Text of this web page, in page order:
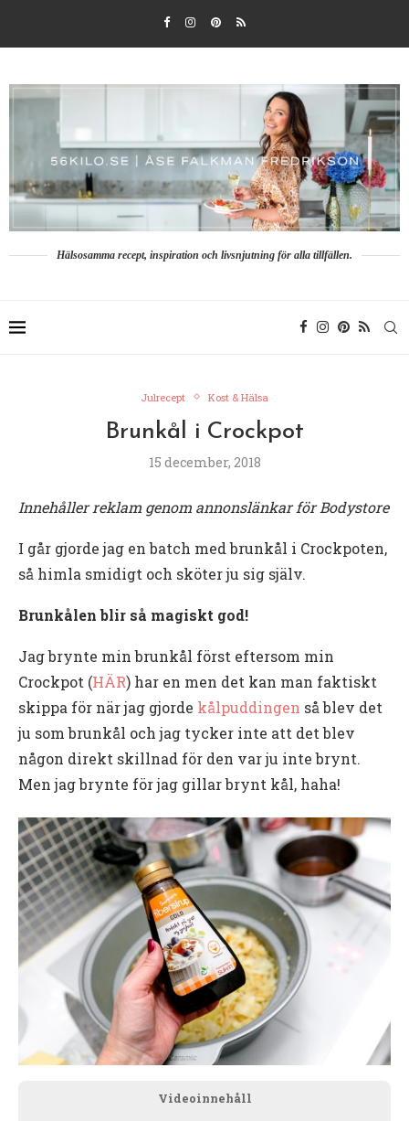
Hälsosamma recept, inspiration och livsnjutning för alla tillfällen.
Julrecept Kost & Hälsa
Brunkål i Crockpot
15 december, 2018
Innehåller reklam genom annonslänkar för Bodystore
I går gjorde jag en batch med brunkål i Crockpoten,
så himla smidigt och sköter ju sig själv.
Brunkålen blir så magiskt god!
Jag brynte min brunkål först eftersom min
Crockpot (HÄR) har en men det kan man faktiskt
skippa för när jag gjorde kålpuddingen så blev det
ju som brunkål och jag tycker inte att det blev
någon direkt skillnad för den var ju inte brynt.
Men jag brynte för jag gillar brynt kål, haha!
Videoinnehåll